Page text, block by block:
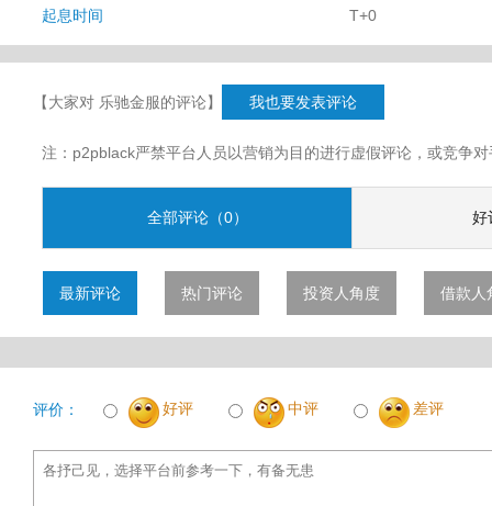
起息时间 T+0
【大家对 乐驰金服的评论】 我也要发表评论
注：p2pblack严禁平台人员以营销为目的进行虚假评论，或竞争
全部评论（0） 好
最新评论 热门评论 投资人角度 借款人
评价： 好评 中评 差评